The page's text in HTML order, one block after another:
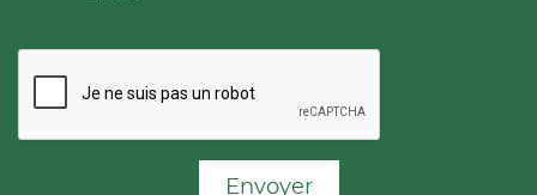
Envoyer